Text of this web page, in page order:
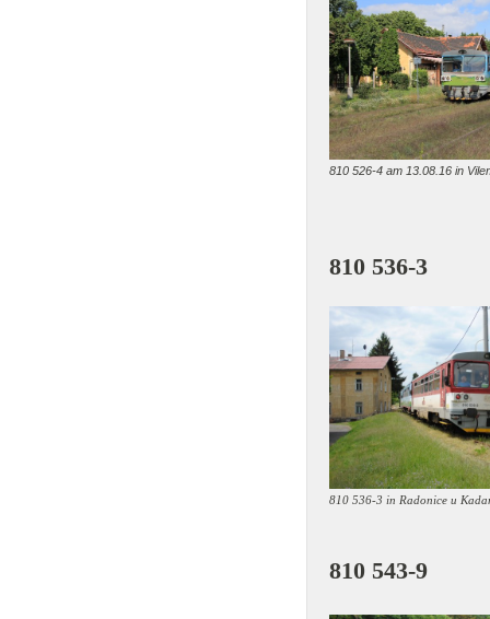
810 526-4 am 13.08.16 in
810 536-3
810 536-3 in Radonice u
810 543-9